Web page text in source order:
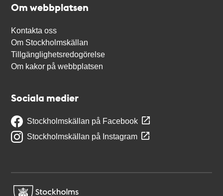
Om webbplatsen
Kontakta oss
Om Stockholmskällan
Tillgänglighetsredogörelse
Om kakor på webbplatsen
Sociala medier
Stockholmskällan på Facebook
Stockholmskällan på Instagram